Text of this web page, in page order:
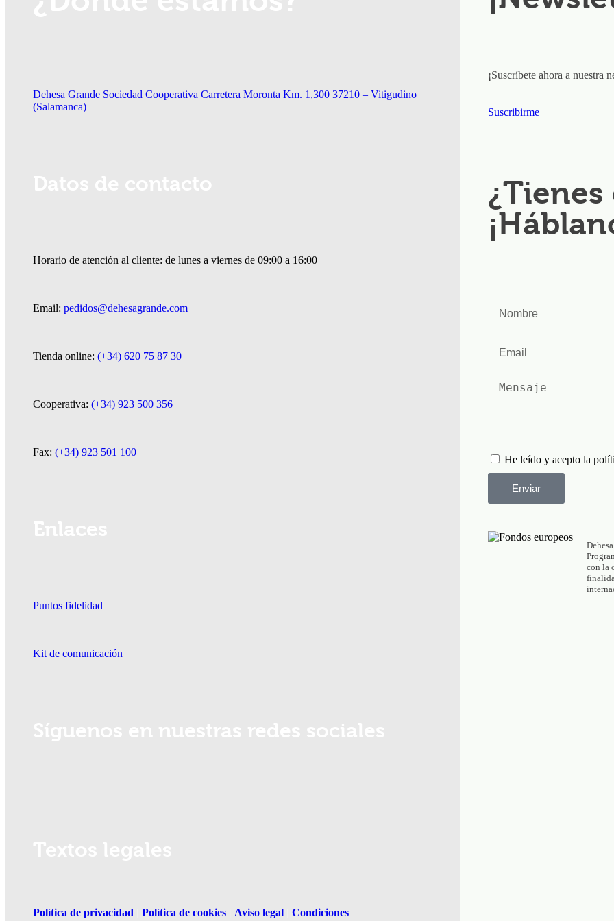
Dehesa Grande Sociedad Cooperativa Carretera Moronta Km. 1,300 37210 – Vitigudino
(Salamanca)
Horario de atención al cliente: de lunes a viernes de 09:00 a 16:00
Email: pedidos@dehesagrande.com
Tienda online: (+34) 620 75 87 30
Cooperativa: (+34) 923 500 356
Fax: (+34) 923 501 100
Puntos fidelidad
Kit de comunicación
Política de privacidad Política de cookies Aviso legal Condiciones
¡Suscríbete ahora a nuestra
Suscribirme
¿Tienes
He leído y acepto la
Enviar
con la